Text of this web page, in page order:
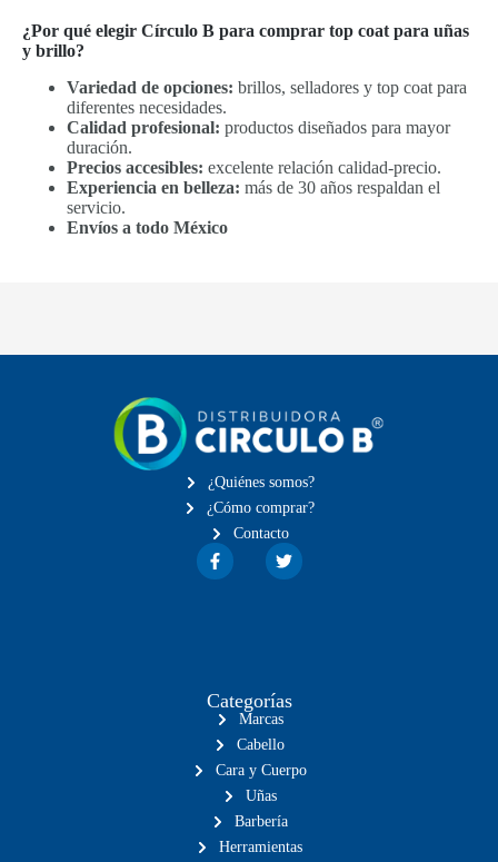
¿Por qué elegir Círculo B para comprar top coat para uñas
y brillo?
Variedad de opciones: brillos, selladores y top coat para
diferentes necesidades.
Calidad profesional: productos diseñados para mayor
duración.
Precios accesibles: excelente relación calidad-precio.
Experiencia en belleza: más de 30 años respaldan el
servicio.
Envíos a todo México
¿Quiénes somos?
¿Cómo comprar?
Contacto
Categorías
Marcas
Cabello
Cara y Cuerpo
Uñas
Barbería
Herramientas